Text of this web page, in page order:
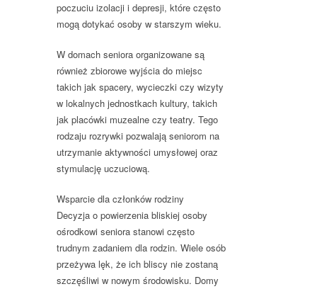
poczuciu izolacji i depresji, które często
mogą dotykać osoby w starszym wieku.
W domach seniora organizowane są
również zbiorowe wyjścia do miejsc
takich jak spacery, wycieczki czy wizyty
w lokalnych jednostkach kultury, takich
jak placówki muzealne czy teatry. Tego
rodzaju rozrywki pozwalają seniorom na
utrzymanie aktywności umysłowej oraz
stymulację uczuciową.
Wsparcie dla członków rodziny
Decyzja o powierzenia bliskiej osoby
ośrodkowi seniora stanowi często
trudnym zadaniem dla rodzin. Wiele osób
przeżywa lęk, że ich bliscy nie zostaną
szczęśliwi w nowym środowisku. Domy